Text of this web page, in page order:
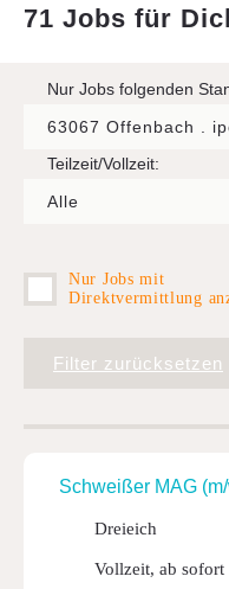
71 Jobs für
Nur Jobs folgenden
Teilzeit/Vollzeit:
Nur Jobs mit
Direktvermittlung
Filter zurücksetzen
Schweißer MAG
Dreieich
Vollzeit, ab sofort
AGB
News
Downloads
Sitemap